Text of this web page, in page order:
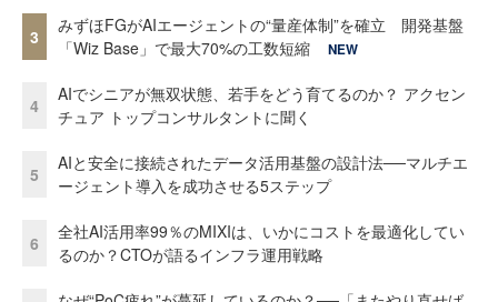
3
みずほFGがAIエージェントの“量産体制”を確立 開発基盤
「Wiz Base」で最大70%の工数短縮
NEW
4
AIでシニアが無双状態、若手をどう育てるのか？ アクセン
チュア トップコンサルタントに聞く
5
AIと安全に接続されたデータ活用基盤の設計法──マルチエ
ージェント導入を成功させる5ステップ
6
全社AI活用率99％のMIXIは、いかにコストを最適化してい
るのか？CTOが語るインフラ運用戦略